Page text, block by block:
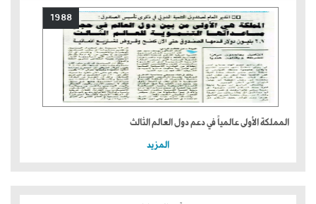
1988
المملكة الأولى عالمياً في دعم دول العالم الثالث
المزيد